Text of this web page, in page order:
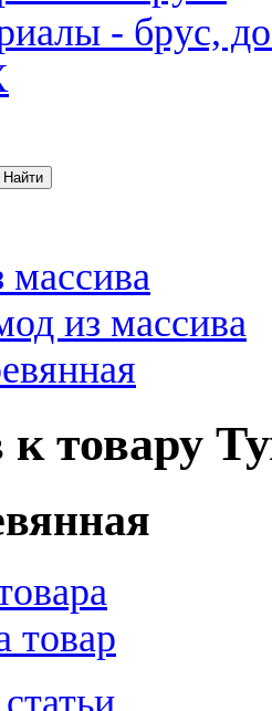
- брус,
из массива
к товару
товар